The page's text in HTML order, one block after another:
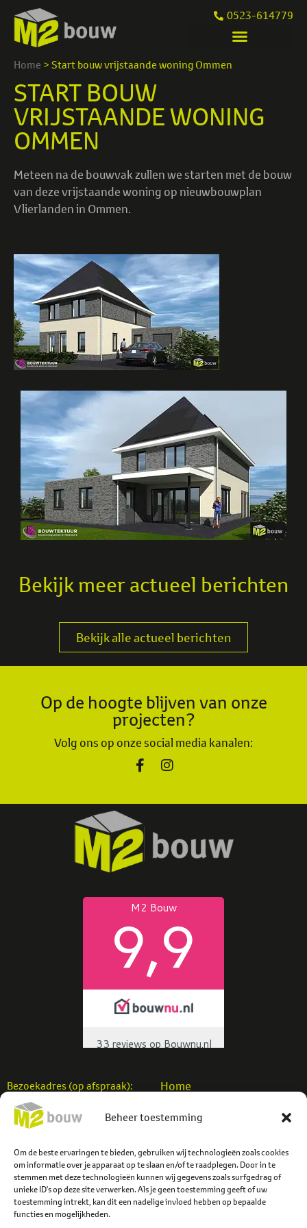
Beheer toestemming
Om de beste ervaringen te bieden, gebruiken wij technologieën zoals cookies
om informatie over je apparaat op te slaan en/of te raadplegen. Door in te
stemmen met deze technologieën kunnen wij gegevens zoals surfgedrag of
unieke ID's op deze site verwerken. Als je geen toestemming geeft of uw
toestemming intrekt, kan dit een nadelige invloed hebben op bepaalde
functies en mogelijkheden.
0523-614779
Home > Start bouw vrijstaande woning Ommen
START BOUW
VRIJSTAANDE WONING
OMMEN
Meteen na de bouwvak zullen we starten met de bouw
van deze vrijstaande woning op nieuwbouwplan
Vlierlanden in Ommen.
Bekijk meer actueel berichten
Bekijk alle actueel berichten
Op de hoogte blijven van onze
projecten?
Volg ons op onze social media kanalen:
Bezoekadres (op afspraak):
M2 Bouw b.v.
Einsteinstraat 7
info@m2bouw.nl
Tel:0523-614779
Home
Utiliteitsbouw
Projecten
Contact